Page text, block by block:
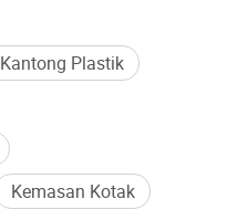
Kantong Plastik
Kemasan Kotak